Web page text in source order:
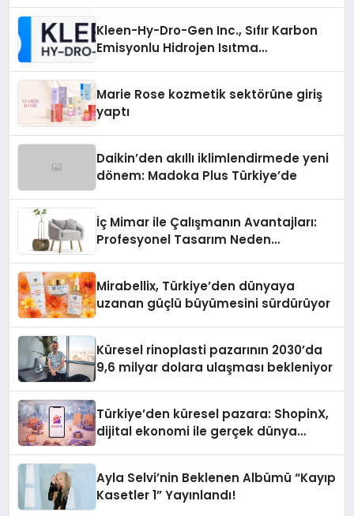
Kleen-Hy-Dro-Gen Inc., Sıfır Karbon
Emisyonlu Hidrojen Isıtma
Marie Rose kozmetik sektörüne giriş
yaptı
Daikin’den akıllı iklimlendirmede yeni
dönem: Madoka Plus Türkiye’de
İç Mimar ile Çalışmanın Avantajları:
Profesyonel Tasarım Neden
Mirabellix, Türkiye’den dünyaya
uzanan güçlü büyümesini sürdürüyor
Küresel rinoplasti pazarının 2030’da
9,6 milyar dolara ulaşması bekleniyor
Türkiye’den küresel pazara: ShopinX,
dijital ekonomi ile gerçek dünya
Ayla Selvi’nin Beklenen Albümü “Kayıp
Kasetler 1” Yayınlandı!